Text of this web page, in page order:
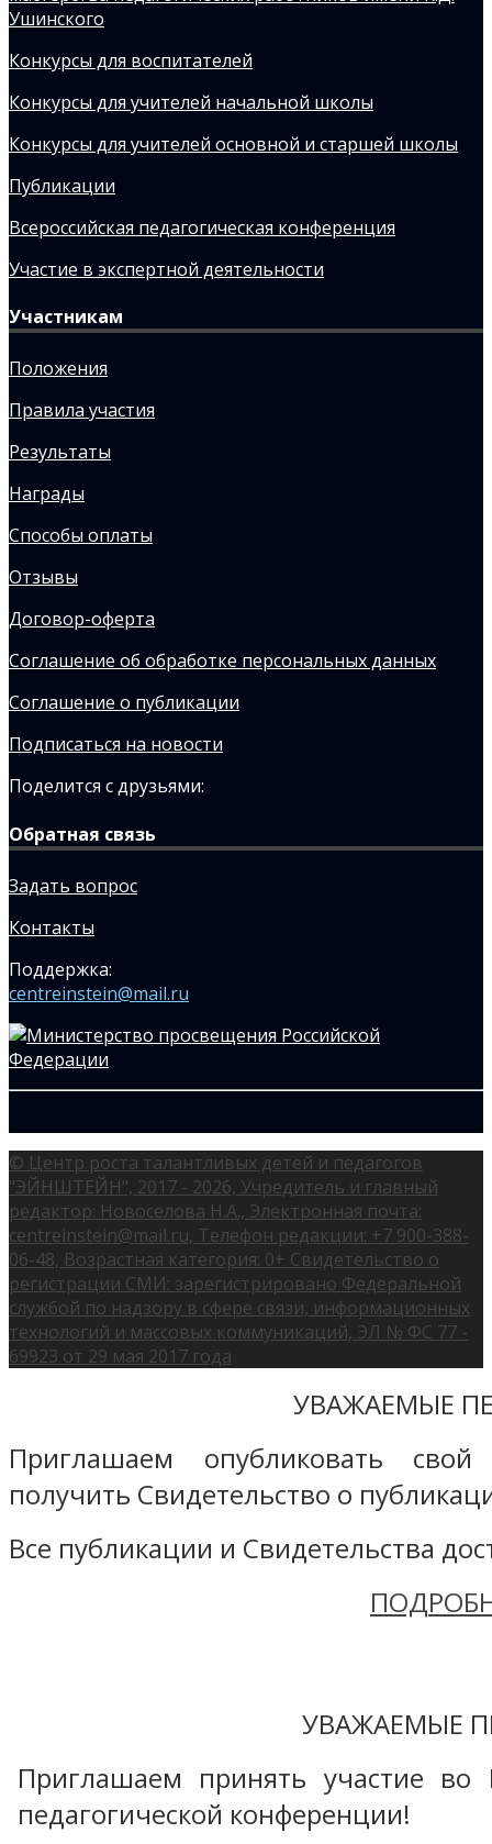
Ушинского
Конкурсы для воспитателей
Конкурсы для учителей начальной школы
Конкурсы для учителей основной и старшей школы
Публикации
Всероссийская педагогическая конференция
Участие в экспертной деятельности
Участникам
Положения
Правила участия
Результаты
Награды
Способы оплаты
Отзывы
Договор-оферта
Соглашение об обработке персональных данных
Соглашение о публикации
Подписаться на новости
Поделится с друзьями:
Обратная связь
Задать вопрос
Контакты
Поддержка:
centreinstein@mail.ru
© Центр роста талантливых детей и педагогов
"ЭЙНШТЕЙН", 2017 - 2026, Учредитель и главный
редактор: Новоселова Н.А., Электронная почта:
centreinstein@mail.ru, Телефон редакции: +7 900-388-
06-48, Возрастная категория: 0+ Свидетельство о
регистрации СМИ: зарегистрировано Федеральной
службой по надзору в сфере связи, информационных
технологий и массовых коммуникаций, ЭЛ № ФС 77 -
69923 от 29 мая 2017 года
УВАЖАЕМЫЕ
Приглашаем опубликовать
получить Свидетельство о
Все публикации и Свидетельства
УВАЖАЕМЫЕ
Приглашаем принять участие во
педагогической конференции!